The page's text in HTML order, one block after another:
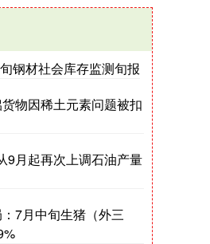
钢材社会库存监测旬报
物因稀土元素问题被扣
9月起再次上调石油产量
7月中旬生猪（外三